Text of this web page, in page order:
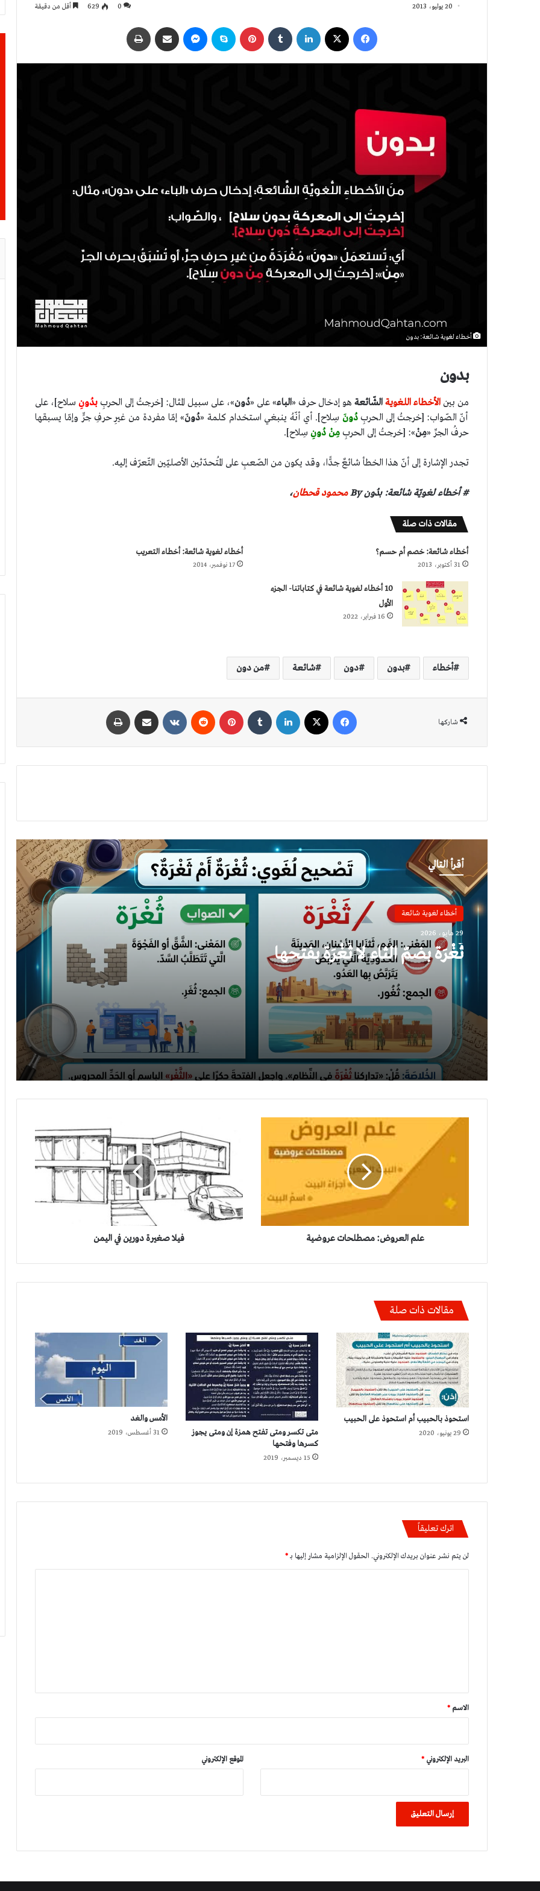
20 يوليو، 2013 0
629 أقل من دقيقة
فيسبوك لينكدإن بينتيريست سكايب ماسنجر مشاركة عبر البريد
أخطاء لغوية شائعة: بدون
بدون
من بين الأخطاء اللغوية الشّائعة هو إدخال حرف «الباء» على «دُون»، على سبيل المثال: [خرجتُ إلى الحربِ بدُونِ سلاح]، على
أنّ الصّواب: [خرجتُ إلى الحربِدُونَ سِلاح]. أي أنّهُ ينبغي استخدام كلمة «دُونَ» إمّا مفردة من غيرِ حرفِ جرٍّ وإمّا يسبقها
حرفُ الجرِّ «مِنْ»: [خرجتُ إلى الحربِ مِنْ دُونِ سِلاح].
تجدر الإشارة إلى أنّ هذا الخطأ شائعٌ جدًّا، وقد يكون من الصّعبِ على المُتحدّثين الأصليّين التّعرّف إليه.
# أخطاء لغويّة شائعة: بدُون By محمود قحطان،
مقالات ذات صلة
أخطاء شائعة: خصم أم حسم؟
31 أكتوبر، 2013
أخطاء لغوية شائعة: أخطاء التعريب
17 نوفمبر، 2014
10 أخطاء لغوية شائعة في كتاباتنا- الجزء
الأول
16 فبراير، 2022
أخطاء بدون دون شائعة من دون
شاركها
فيسبوك لينكدإن بينتيريست مشاركة عبر البريد
أقرأ التالي
أخطاء لغوية شائعة
29 مايو، 2026
ثُغْرَة بضمّ الثاء لا ثَغْرَة بفتحها
التدقيق اللغوي والذكاء الاصطناعي: تعزيز الدقة
والكفاءة
أخطاء لغوية في كتابة البحوث العلمية
دكتور أم دكتورة
تدقيق لغوي
10 أخطاء لغوية شائعة في كتاباتنا- الجزء الثاني
اليتيم والعجي واللطيم والفرق بينهم
كلُّ عامٍ وأنتُمْ بخيرٍ أم كلُّ عامٍ أنتُمْ بخيرٍ أم كلَّ عامٍ
أنتُمْ بخيرٍ
العروض:
عروضية
علم العروض: مصطلحات عروضية
دورين
اليمن
فيلا صغيرة دورين في اليمن
مقالات ذات صلة
استحوذ بالحبيب أم استحوذ على الحبيب
29 يونيو، 2020
متى تكسر ومتى تفتح همزة إن ومتى يجوز
كسرها وفتحها
15 ديسمبر، 2019
الأمس والغد
31 أغسطس، 2019
اترك تعليقاً
لن يتم نشر عنوان بريدك الإلكتروني. الحقول الإلزامية مشار إليها بـ*
*
الاسم *
البريد الإلكتروني * الموقع الإلكتروني